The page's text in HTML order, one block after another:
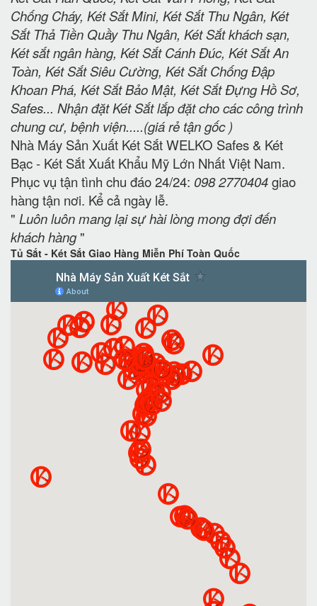
Chống Cháy, Két Sắt Mini, Két Sắt Thu Ngân, Két
Sắt Thả Tiền Quầy Thu Ngân, Két Sắt khách sạn,
Két sắt ngân hàng, Két Sắt Cánh Đúc, Két Sắt An
Toàn, Két Sắt Siêu Cường, Két Sắt Chống Đập
Khoan Phá, Két Sắt Bảo Mật, Két Sắt Đựng Hồ Sơ,
Safes... Nhận đặt Két Sắt lắp đặt cho các công trình
chung cư, bệnh viện.....(giá rẻ tận gốc )
Nhà Máy Sản Xuất Két Sắt WELKO Safes & Két
Bạc - Két Sắt Xuất Khẩu Mỹ Lớn Nhất Việt Nam.
Phục vụ tận tình chu đáo 24/24: 098 2770404giao
hàng tận nơi. Kể cả ngày lễ.
" Luôn luôn mang lại sự hài lòng mong đợi đến
khách hàng"
Tủ Sắt - Két Sắt Giao Hàng Miễn Phí Toàn Quốc